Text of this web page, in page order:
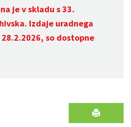
je v skladu s 33.
Izdaje uradnega
so dostopne